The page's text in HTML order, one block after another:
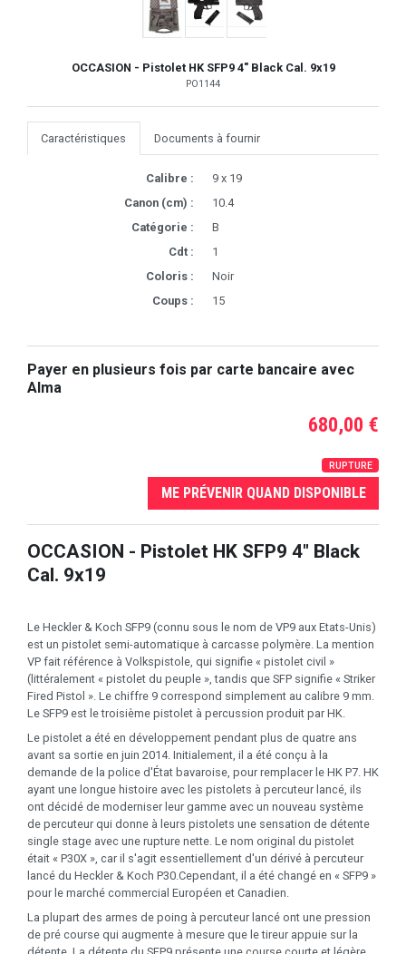
OCCASION - Pistolet HK SFP9 4" Black Cal. 9x19
PO1144
Caractéristiques Documents à fournir
Calibre :
9 x 19
Canon (cm) :
10.4
Catégorie :
B
Cdt :
1
Coloris :
Noir
Coups :
15
Payer en plusieurs fois par carte bancaire avec
Alma
680,00 €
RUPTURE
ME PRÉVENIR QUAND DISPONIBLE
OCCASION - Pistolet HK SFP9 4" Black
Cal. 9x19
Le Heckler & Koch SFP9 (connu sous le nom de VP9 aux Etats-Unis)
est un pistolet semi-automatique à carcasse polymère. La mention
VP fait référence à Volkspistole, qui signifie « pistolet civil »
(littéralement « pistolet du peuple », tandis que SFP signifie « Striker
Fired Pistol ». Le chiffre 9 correspond simplement au calibre 9 mm.
Le SFP9 est le troisième pistolet à percussion produit par HK.
Le pistolet a été en développement pendant plus de quatre ans
avant sa sortie en juin 2014. Initialement, il a été conçu à la
demande de la police d'État bavaroise, pour remplacer le HK P7. HK
ayant une longue histoire avec les pistolets à percuteur lancé, ils
ont décidé de moderniser leur gamme avec un nouveau système
de percuteur qui donne à leurs pistolets une sensation de détente
single stage avec une rupture nette. Le nom original du pistolet
était « P30X », car il s'agit essentiellement d'un dérivé à percuteur
lancé du Heckler & Koch P30.Cependant, il a été changé en « SFP9 »
pour le marché commercial Européen et Canadien.
La plupart des armes de poing à percuteur lancé ont une pression
de pré course qui augmente à mesure que le tireur appuie sur la